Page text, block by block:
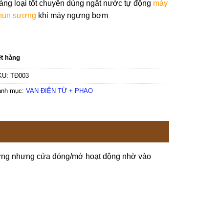
loại tốt chuyên dùng ngắt nước tự động máy
sương khi máy ngưng bơm
hàng
TĐ003
mục: VAN ĐIỆN TỪ + PHAO
nhưng cửa đóng/mở hoạt động nhờ vào